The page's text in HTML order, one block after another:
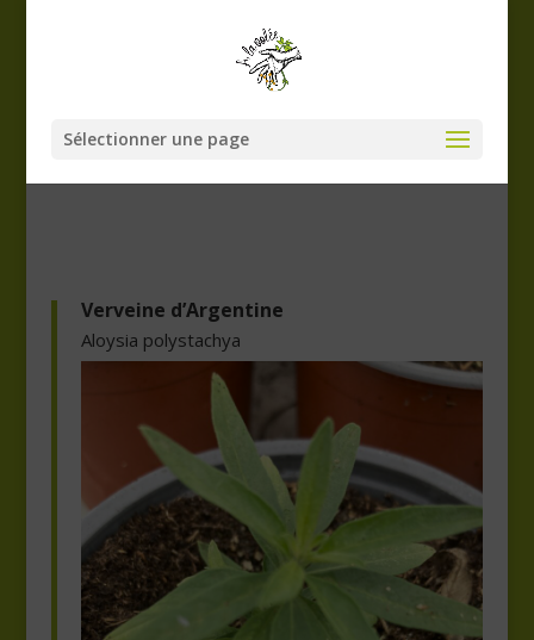
Sélectionner une page
Verveine d’Argentine
Aloysia polystachya